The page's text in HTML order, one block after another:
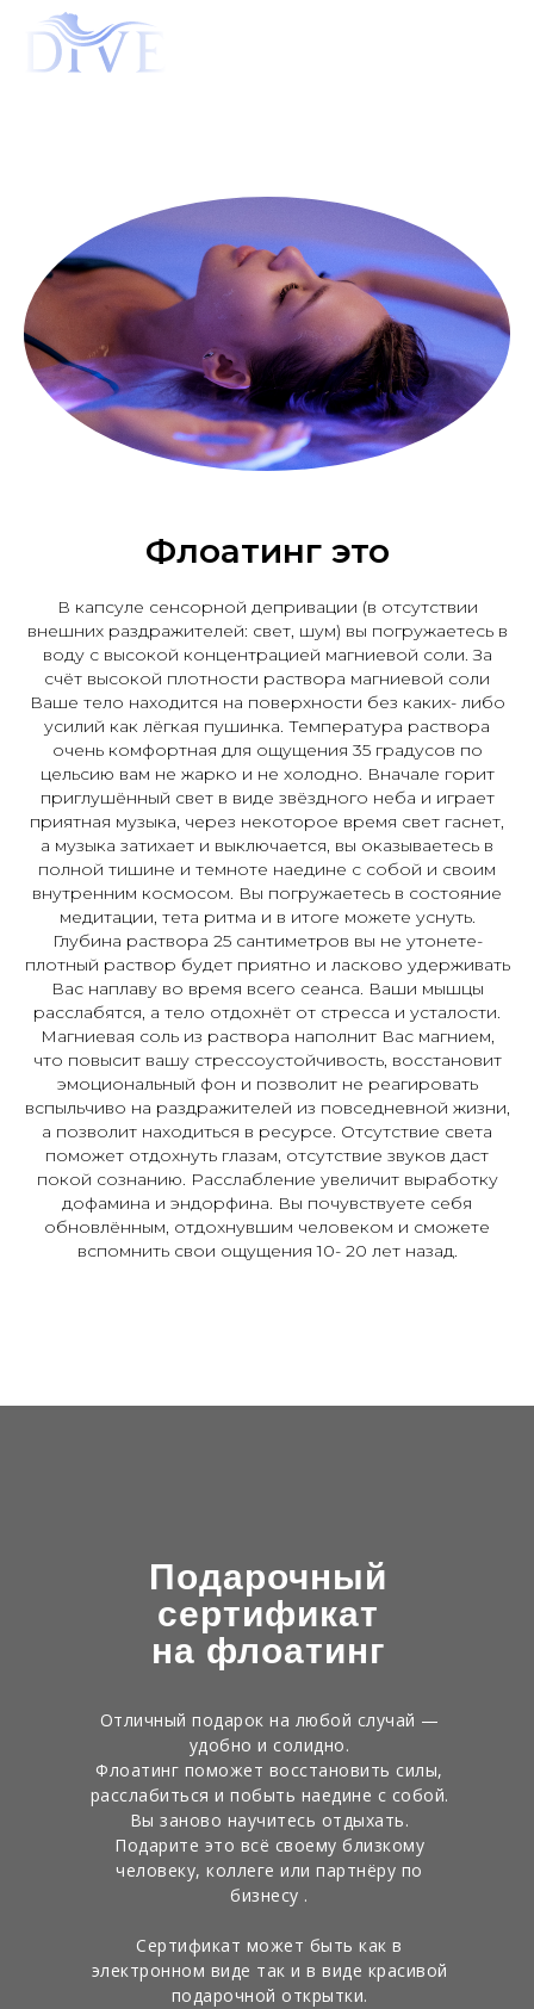
Флоатинг это
В капсуле сенсорной депривации (в отсутствии
внешних раздражителей: свет, шум) вы погружаетесь в
воду с высокой концентрацией магниевой соли. За
счёт высокой плотности раствора магниевой соли
Ваше тело находится на поверхности без каких- либо
усилий как лёгкая пушинка. Температура раствора
очень комфортная для ощущения 35 градусов по
цельсию вам не жарко и не холодно. Вначале горит
приглушённый свет в виде звёздного неба и играет
приятная музыка, через некоторое время свет гаснет,
а музыка затихает и выключается, вы оказываетесь в
полной тишине и темноте наедине с собой и своим
внутренним космосом. Вы погружаетесь в состояние
медитации, тета ритма и в итоге можете уснуть.
Глубина раствора 25 сантиметров вы не утонете-
плотный раствор будет приятно и ласково удерживать
Вас наплаву во время всего сеанса. Ваши мышцы
расслабятся, а тело отдохнёт от стресса и усталости.
Магниевая соль из раствора наполнит Вас магнием,
что повысит вашу стрессоустойчивость, восстановит
эмоциональный фон и позволит не реагировать
вспыльчиво на раздражителей из повседневной жизни,
а позволит находиться в ресурсе. Отсутствие света
поможет отдохнуть глазам, отсутствие звуков даст
покой сознанию. Расслабление увеличит выработку
дофамина и эндорфина. Вы почувствуете себя
обновлённым, отдохнувшим человеком и сможете
вспомнить свои ощущения 10- 20 лет назад.
Подарочный
сертификат
на флоатинг
Отличный подарок на любой случай —
удобно и солидно.
Флоатинг поможет восстановить силы,
расслабиться и побыть наедине с собой.
Вы заново научитесь отдыхать.
Подарите это всё своему близкому
человеку, коллеге или партнёру по
бизнесу .
Сертификат может быть как в
электронном виде так и в виде красивой
подарочной открытки.